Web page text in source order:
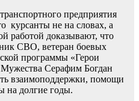
предприятия
курсанты не на словах, а
работой доказывают, что
СВО, ветеран боевых
программы «Герои
Серафим Богдан
взаимоподдержки, помощи
на долгие годы.